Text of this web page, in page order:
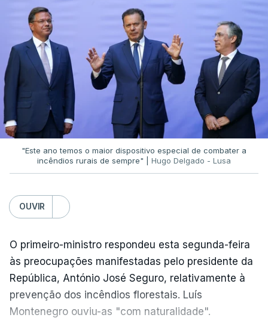
O diretor da PJ aproveitou ainda para apelar à
serenidade interna e externa
da instituição e diz
que só a investigação vai permitir apurar se houve
ou não imprudências.
Já a ministra da Justiça, em reação à auditoria
feita à Polícia Judiciária, disse que a ação pautou-
se por um único objetivo:"proteger a PJ e
defender as instituições".
ERRO
100
ERROR ON HTML5 MEDIA ELEMENT
ESTE CONTEÚDO ESTÁ NESTE
MOMENTO INDISPONÍVEL
"Este ano temos o maior dispositivo especial de combater a
incêndios rurais de sempre" | Hugo Delgado - Lusa
OUVIR
O primeiro-ministro respondeu esta segunda-feira
às preocupações manifestadas pelo presidente da
República, António José Seguro, relativamente à
prevenção dos incêndios florestais. Luís
Montenegro ouviu-as "com naturalidade".